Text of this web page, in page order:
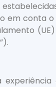
em conta
(UE)